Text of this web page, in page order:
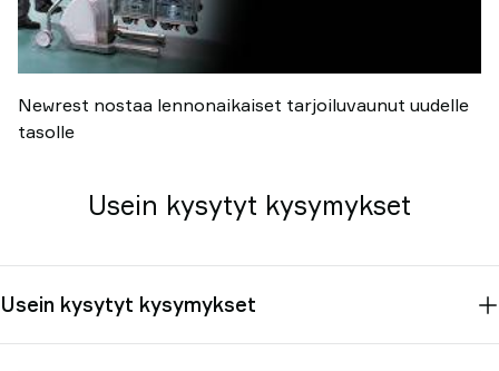
Newrest nostaa lennonaikaiset tarjoiluvaunut uudelle
tasolle
Usein kysytyt kysymykset
Usein kysytyt kysymykset